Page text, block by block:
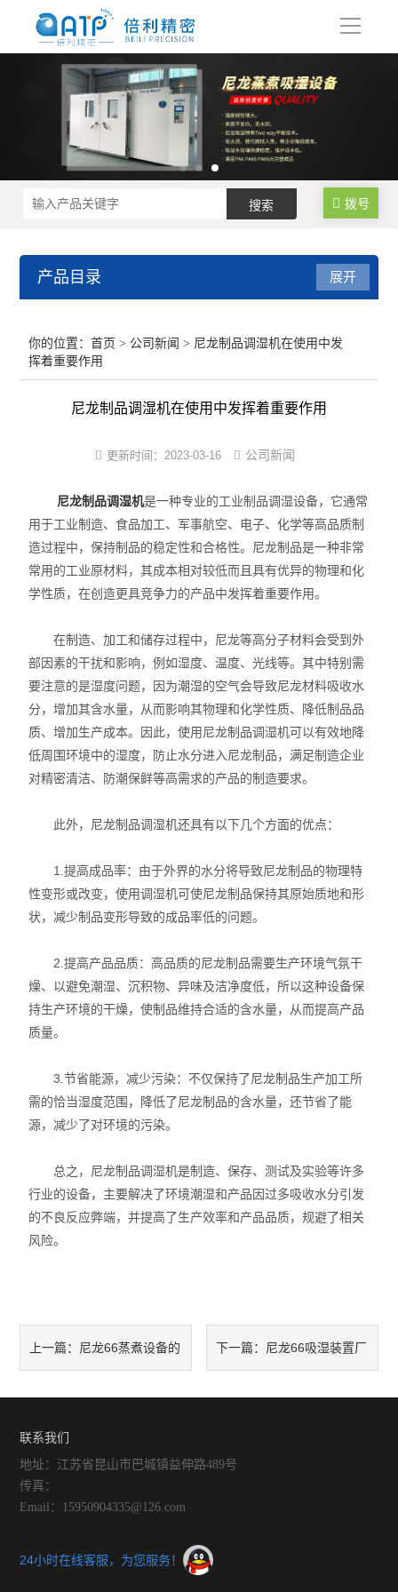
导
拨号
产品目录
尼龙塑料调湿设备
尼龙塑件强制吸水装置
尼龙制品调湿机
PA6/66蒸煮增湿设备
尼龙镶件快速吸湿机
小型尼龙PA调湿机
新型尼龙吸湿增韧设备
展开
你的位置：首页 > 公司新闻 > 尼龙制品调湿机在使用中发
挥着重要作用
尼龙制品调湿机在使用中发挥着重要作用
更新时间： 2023-03-16 公司新闻
尼龙制品调湿机是一种专业的工业制品调湿设备，它通常
用于工业制造、食品加工、军事航空、电子、化学等高品质制
造过程中，保持制品的稳定性和合格性。尼龙制品是一种非常
常用的工业原材料，其成本相对较低而且具有优异的物理和化
学性质，在创造更具竞争力的产品中发挥着重要作用。
在制造、加工和储存过程中，尼龙等高分子材料会受到外
部因素的干扰和影响，例如湿度、温度、光线等。其中特别需
要注意的是湿度问题，因为潮湿的空气会导致尼龙材料吸收水
分，增加其含水量，从而影响其物理和化学性质、降低制品品
质、增加生产成本。因此，使用尼龙制品调湿机可以有效地降
低周围环境中的湿度，防止水分进入尼龙制品，满足制造企业
对精密清洁、防潮保鲜等高需求的产品的制造要求。
此外，尼龙制品调湿机还具有以下几个方面的优点：
1.提高成品率：由于外界的水分将导致尼龙制品的物理特
性变形或改变，使用调湿机可使尼龙制品保持其原始质地和形
状，减少制品变形导致的成品率低的问题。
2.提高产品品质：高品质的尼龙制品需要生产环境气氛干
燥、以避免潮湿、沉积物、异味及洁净度低，所以这种设备保
持生产环境的干燥，使制品维持合适的含水量，从而提高产品
质量。
3.节省能源，减少污染：不仅保持了尼龙制品生产加工所
需的恰当湿度范围，降低了尼龙制品的含水量，还节省了能
源，减少了对环境的污染。
总之，尼龙制品调湿机是制造、保存、测试及实验等许多
行业的设备，主要解决了环境潮湿和产品因过多吸收水分引发
的不良反应弊端，并提高了生产效率和产品品质，规避了相关
风险。
上一篇： 尼龙66蒸煮设备的 下一篇： 尼龙66吸湿装置厂
联系我们
地址：江苏省昆山市巴城镇益伸路489号
传真：
Email：15950904335@126.com
24小时在线客服，为您服务！